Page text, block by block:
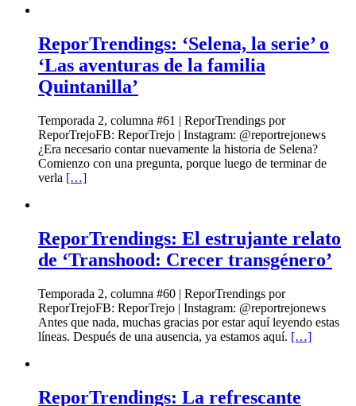
ReporTrendings: ‘Selena, la serie’ o
‘Las aventuras de la familia
Quintanilla’
Temporada 2, columna #61 | ReporTrendings por
ReporTrejoFB: ReporTrejo | Instagram: @reportrejonews
¿Era necesario contar nuevamente la historia de Selena?
Comienzo con una pregunta, porque luego de terminar de
verla […]
ReporTrendings: El estrujante relato
de ‘Transhood: Crecer transgénero’
Temporada 2, columna #60 | ReporTrendings por
ReporTrejoFB: ReporTrejo | Instagram: @reportrejonews
Antes que nada, muchas gracias por estar aquí leyendo estas
líneas. Después de una ausencia, ya estamos aquí. […]
ReporTrendings: La refrescante